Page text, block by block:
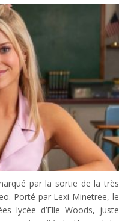
par la sortie de la très
Porté par Lexi Minetree, le
lycée d’Elle Woods, juste